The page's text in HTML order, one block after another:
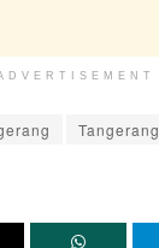
Tangerang